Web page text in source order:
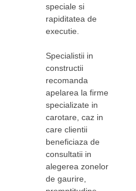
speciale si
rapiditatea de
executie.
Specialistii in
constructii
recomanda
apelarea la firme
specializate in
carotare, caz in
care clientii
beneficiaza de
consultatii in
alegerea zonelor
de gaurire,